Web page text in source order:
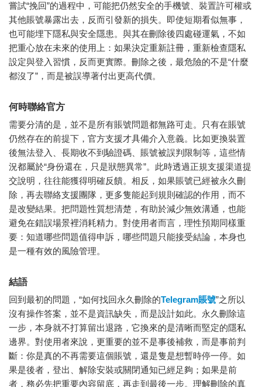
嘗試“挽回”的過程中，可能把仍然安全的手機號、裝置許可權或
其他賬號暴露出去，反而引發新的損失。即使短期看似無事，
也可能埋下隱私與安全隱患。與其在刪除後四處碰運氣，不如
把重心放在未來的使用上：如果決定重新註冊，重新檢查隱私
設定與登入習慣，反而更實際。刪除之後，最危險的不是“什麼
都沒了”，而是被誤導著付出更高代價。
何時聯絡官方
需要分清的是，並不是所有賬號問題都無路可走。只有在賬號
仍然存在的前提下，官方支援才具備介入意義。比如更換裝置
後無法登入、長期收不到驗證碼、賬號被誤判限制等，這些情
況都屬於“身份還在，只是狀態異常”。此時透過正規支援渠道提
交說明，往往能獲得明確反饋。相反，如果賬號已經被永久刪
除，再去聯絡支援團隊，更多隻能起到規則確認的作用，而不
是改變結果。把問題性質想清楚，有助於減少無效溝通，也能
避免在錯誤場景裡消耗精力。對使用者而言，理性預期同樣重
要：知道哪些問題值得申訴，哪些問題只能接受結論，本身也
是一種有效的風險管理。
結語
回到最初的問題，“如何找回永久刪除的Telegram賬號”之所以
沒有操作答案，並不是資訊缺失，而是設計如此。永久刪除這
一步，本身就不打算留出退路，它換來的是清晰而堅定的隱私
邊界。對使用者來說，更重要的並不是事後補救，而是事前判
斷：你是真的不再需要這個賬號，還是隻是想暫時停一停。如
果是後者，登出、解除安裝或關閉通知已經足夠；如果是前
者，務必先把重要內容留底，再走到最後一步。理解刪除的真